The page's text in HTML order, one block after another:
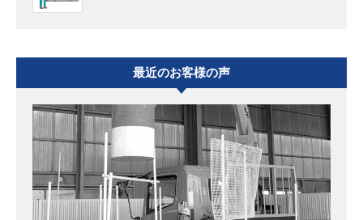
最近のお客様の声